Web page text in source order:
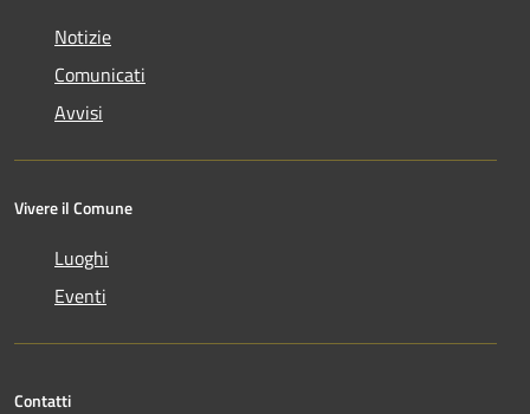
Notizie
Comunicati
Avvisi
Vivere il Comune
Luoghi
Eventi
Contatti